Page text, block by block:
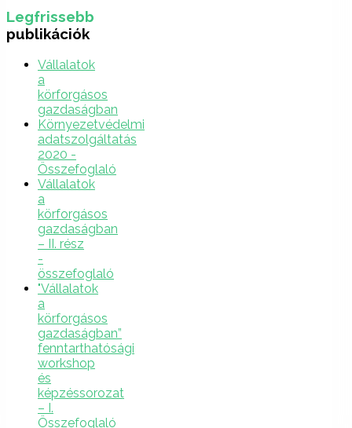
Legfrissebb
publikációk
Vállalatok
a
körforgásos
gazdaságban
Környezetvédelmi
adatszolgáltatás
2020 -
Összefoglaló
Vállalatok
a
körforgásos
gazdaságban
– II. rész
-
összefoglaló
"Vállalatok
a
körforgásos
gazdaságban”
fenntarthatósági
workshop
és
képzéssorozat
– I.
Összefoglaló